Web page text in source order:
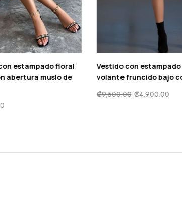
Vestido Elegante de tirantes delgados de
satén Midi